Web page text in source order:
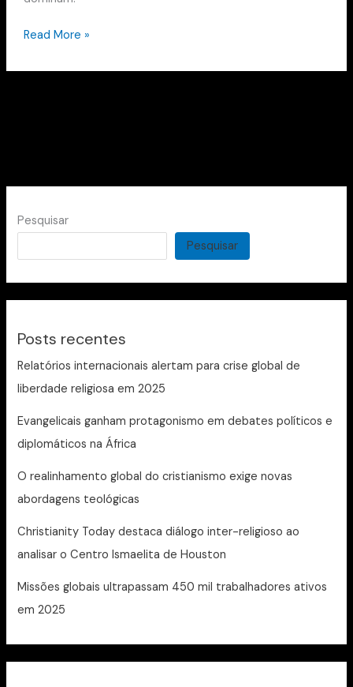
Read More »
Pesquisar
Pesquisar
Posts recentes
Relatórios internacionais alertam para crise global de
liberdade religiosa em 2025
Evangelicais ganham protagonismo em debates políticos e
diplomáticos na África
O realinhamento global do cristianismo exige novas
abordagens teológicas
Christianity Today destaca diálogo inter-religioso ao
analisar o Centro Ismaelita de Houston
Missões globais ultrapassam 450 mil trabalhadores ativos
em 2025